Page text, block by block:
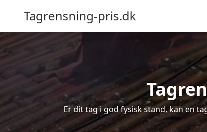
Tagrensning-pris.dk
Er dit tag i god fysisk stand, kan en